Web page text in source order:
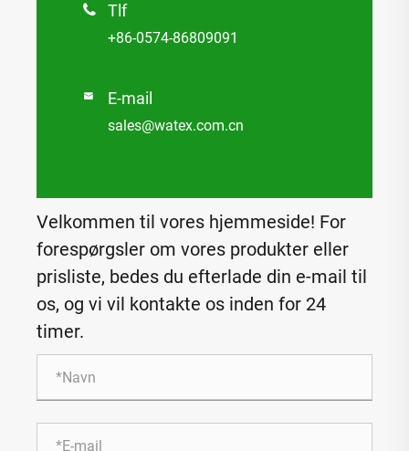
 Tlf
+86-0574-86809091
 E-mail
sales@watex.com.cn
Velkommen til vores hjemmeside! For
forespørgsler om vores produkter eller
prisliste, bedes du efterlade din e-mail til
os, og vi vil kontakte os inden for 24
timer.